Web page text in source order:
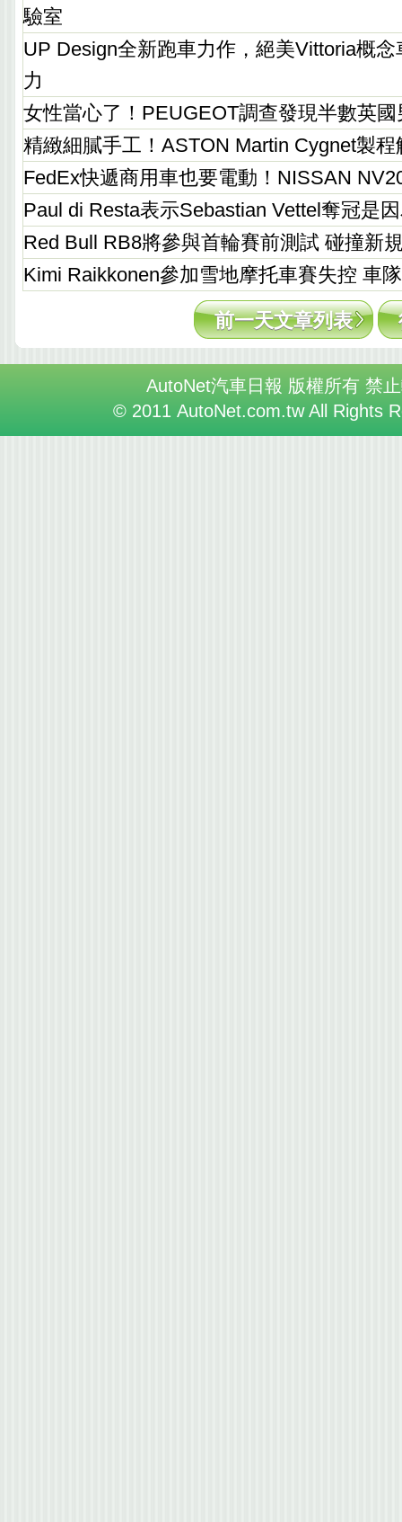
驗室
UP Design全新跑車力作，絕美Vittoria概
力
女性當心了！PEUGEOT調查發現半數英
精緻細膩手工！ASTON Martin Cygnet製程
FedEx快遞商用車也要電動！NISSAN
Paul di Resta表示Sebastian Vettel奪冠是
Red Bull RB8將參與首輪賽前測試 碰撞新
Kimi Raikkonen參加雪地摩托車賽失控 車
前一天文章列表
AutoNet汽車日報 版權所有 禁
© 2011 AutoNet.com.tw All Rights